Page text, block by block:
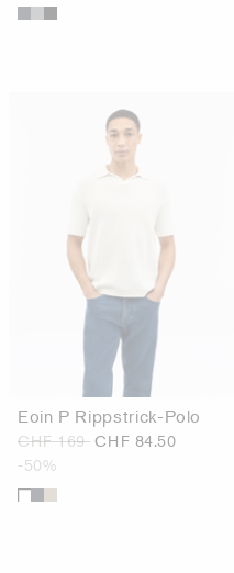
Eoin P Rippstrick-Polo
CHF 169 CHF 84.50
-50%